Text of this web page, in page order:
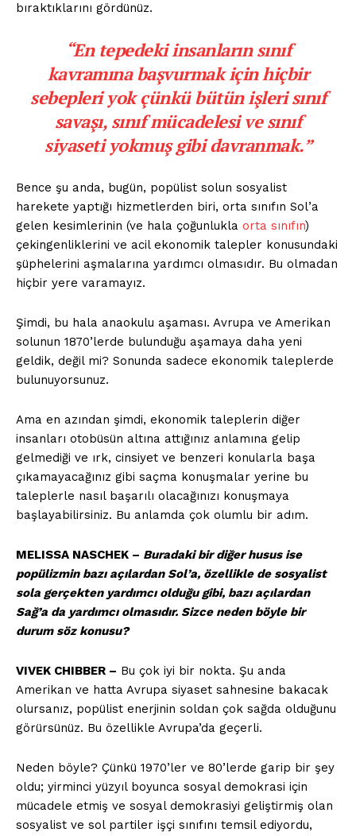
ÖZEL İÇERİKLERİMİZİ
İNCELEYİN
PLANLARI İNCELE
bıraktıklarını gördünüz.
“En tepedeki insanların sınıf
kavramına başvurmak için hiçbir
sebepleri yok çünkü bütün işleri sınıf
savaşı, sınıf mücadelesi ve sınıf
siyaseti yokmuş gibi davranmak.”
Bence şu anda, bugün, popülist solun sosyalist
harekete yaptığı hizmetlerden biri, orta sınıfın Sol’a
gelen kesimlerinin (ve hala çoğunlukla orta sınıfın)
çekingenliklerini ve acil ekonomik talepler konusundaki
şüphelerini aşmalarına yardımcı olmasıdır. Bu olmadan
hiçbir yere varamayız.
Şimdi, bu hala anaokulu aşaması. Avrupa ve Amerikan
solunun 1870’lerde bulunduğu aşamaya daha yeni
geldik, değil mi? Sonunda sadece ekonomik taleplerde
bulunuyorsunuz.
Ama en azından şimdi, ekonomik taleplerin diğer
insanları otobüsün altına attığınız anlamına gelip
gelmediği ve ırk, cinsiyet ve benzeri konularla başa
çıkamayacağınız gibi saçma konuşmalar yerine bu
taleplerle nasıl başarılı olacağınızı konuşmaya
başlayabilirsiniz. Bu anlamda çok olumlu bir adım.
MELISSA NASCHEK – Buradaki bir diğer husus ise
popülizmin bazı açılardan Sol’a, özellikle de sosyalist
sola gerçekten yardımcı olduğu gibi, bazı açılardan
Sağ’a da yardımcı olmasıdır. Sizce neden böyle bir
durum söz konusu?
VIVEK CHIBBER – Bu çok iyi bir nokta. Şu anda
Amerikan ve hatta Avrupa siyaset sahnesine bakacak
olursanız, popülist enerjinin soldan çok sağda olduğunu
görürsünüz. Bu özellikle Avrupa’da geçerli.
Neden böyle? Çünkü 1970’ler ve 80’lerde garip bir şey
oldu; yirminci yüzyıl boyunca sosyal demokrasi için
mücadele etmiş ve sosyal demokrasiyi geliştirmiş olan
sosyalist ve sol partiler işçi sınıfını temsil ediyordu,